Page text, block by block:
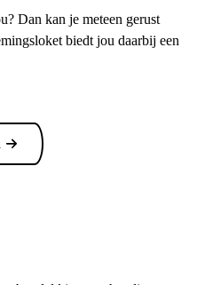
Dan kan je meteen gerust
biedt jou daarbij een